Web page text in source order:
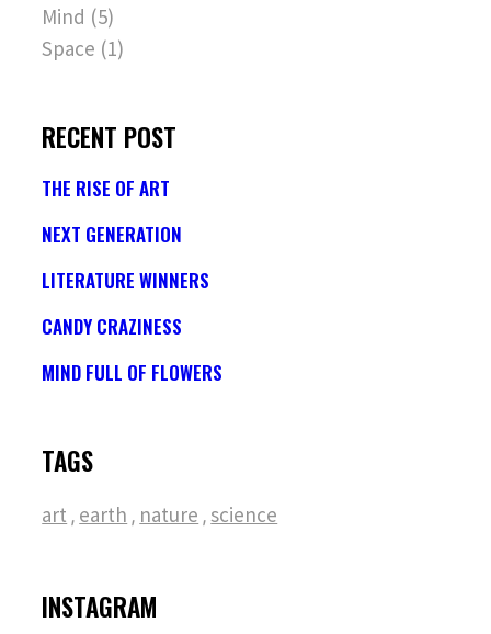
Mind (5)
Space (1)
RECENT POST
THE RISE OF ART
NEXT GENERATION
LITERATURE WINNERS
CANDY CRAZINESS
MIND FULL OF FLOWERS
TAGS
art , earth , nature , science
INSTAGRAM